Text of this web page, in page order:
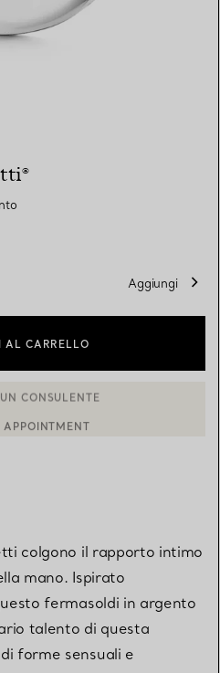
Aggiungi
AL CARRELLO
colgono il rapporto intimo
mano. Ispirato
fermasoldi in argento
talento di questa
forme sensuali e